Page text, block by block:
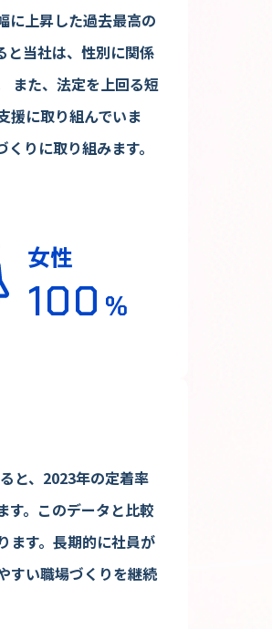
に上昇した過去最高の
と当社は、性別に関係
また、法定を上回る短
援に取り組んでいま
りに取り組みます。
女性
100 %
と、2023年の定着率
す。このデータと比較
ます。長期的に社員が
すい職場づくりを継続